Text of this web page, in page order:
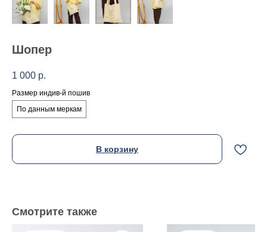
Шопер
1 000 р.
Размер индив-й пошив
По данным меркам
В корзину
Смотрите также